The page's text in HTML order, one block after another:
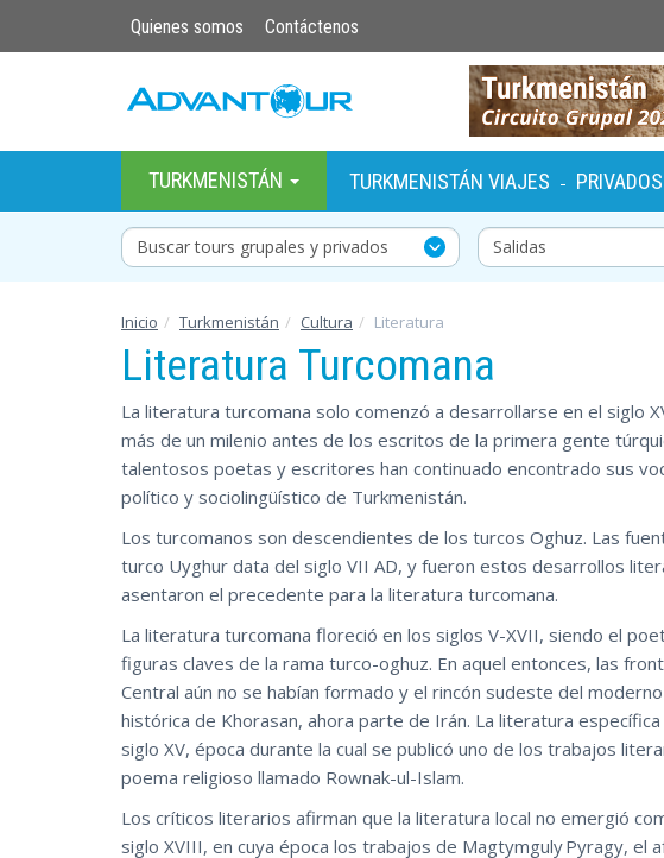
Quienes somos Contáctenos
TURKMENISTÁN TURKMENISTÁN VIAJES - PRIVADOS
Buscar tours grupales y privados
Inicio Turkmenistán Cultura Literatura
Literatura Turcomana
La literatura turcomana solo comenzó a desarrollarse en el siglo
más de un milenio antes de los escritos de la primera gente
talentosos poetas y escritores han continuado encontrado sus
político y sociolingüístico de Turkmenistán.
Los turcomanos son descendientes de los turcos Oghuz. Las
turco Uyghur data del siglo VII AD, y fueron estos desarrollos
asentaron el precedente para la literatura turcomana.
La literatura turcomana floreció en los siglos V-XVII, siendo el
figuras claves de la rama turco-oghuz. En aquel entonces, las
Central aún no se habían formado y el rincón sudeste del
histórica de Khorasan, ahora parte de Irán. La literatura
siglo XV, época durante la cual se publicó uno de los trabajos
poema religioso llamado Rownak-ul-Islam.
Los críticos literarios afirman que la literatura local no emergió
siglo XVIII, en cuya época los trabajos de Magtymguly Pyragy, el